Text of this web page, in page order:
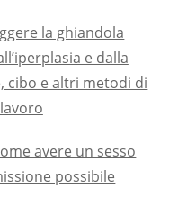
la ghiandola
e dalla
cibo e altri metodi di
lavoro
avere un sesso
possibile